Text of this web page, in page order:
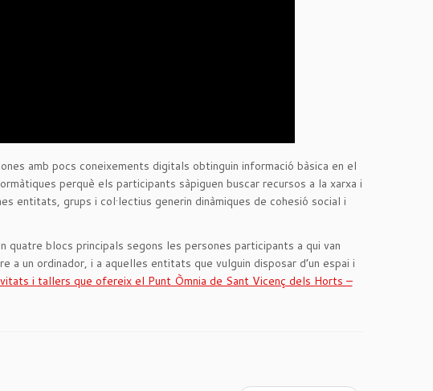
amb pocs coneixements digitals obtinguin informació bàsica en el
perquè els participants sàpiguen buscar recursos a la xarxa i
entitats, grups i col·lectius generin dinàmiques de cohesió social i
blocs principals segons les persones participants a qui van
un ordinador, i a aquelles entitats que vulguin disposar d’un espai i
i tallers que ofereix el Punt Òmnia de Sant Vicenç dels Horts –